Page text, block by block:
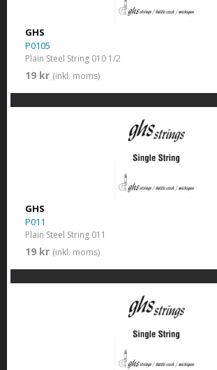
GHS
P0105
Plain Steel String 010 1/2
19 kr (inkl. moms)
GHS
P011
Plain Steel String 011
19 kr (inkl. moms)